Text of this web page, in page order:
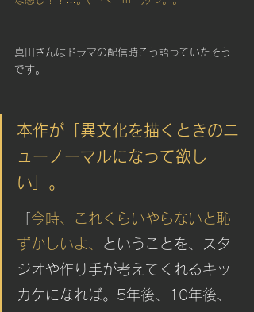
真田さんはドラマの配信時こう語っていたそう
です。
本作が「異文化を描くときのニ
ューノーマルになって欲し
い」。
今時、これくらいやらないと恥
ずかしいよ、
ということを、スタ
ジオや作り手が考えてくれるキッ
カケになれば。5年後、10年後、